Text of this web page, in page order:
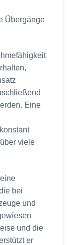
Übergänge
Eine
viele
bei
und
und die
er